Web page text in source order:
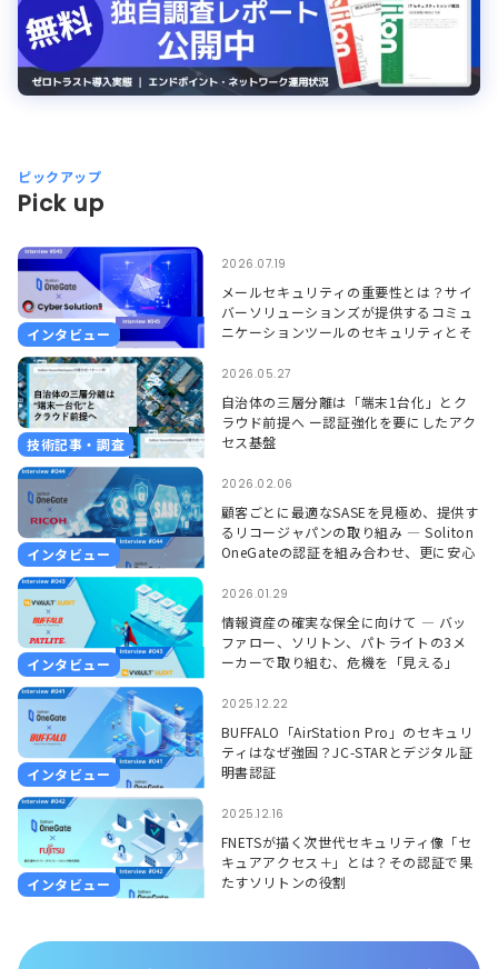
ピックアップ
Pick up
インタビュー
2026.07.19
メールセキュリティの重要性とは？サイ
バーソリューションズが提供するコミュ
ニケーションツールのセキュリティとそ
技術記事・調査
2026.05.27
自治体の三層分離は「端末1台化」とク
ラウド前提へ ー認証強化を要にしたアク
セス基盤
インタビュー
2026.02.06
顧客ごとに最適なSASEを見極め、提供す
るリコージャパンの取り組み ― Soliton
OneGateの認証を組み合わせ、更に安心
インタビュー
2026.01.29
情報資産の確実な保全に向けて ― バッ
ファロー、ソリトン、パトライトの3メ
ーカーで取り組む、危機を「見える」
―
インタビュー
2025.12.22
BUFFALO「AirStation Pro」のセキュリ
ティはなぜ強固？JC-STARとデジタル証
明書認証
インタビュー
2025.12.16
FNETSが描く次世代セキュリティ像「セ
キュアアクセス＋」とは？その認証で果
たすソリトンの役割